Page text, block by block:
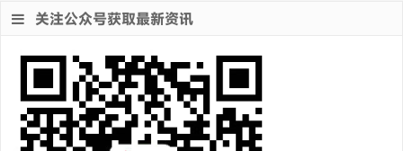
关注公众号获取最新资讯